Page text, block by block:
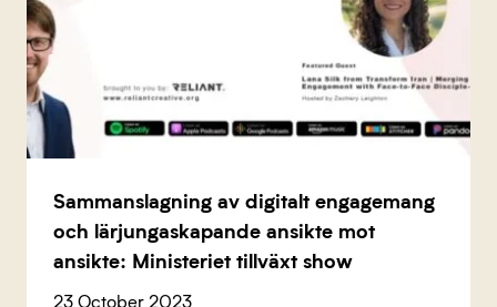
Sammanslagning av digitalt engagemang
och lärjungaskapande ansikte mot
ansikte: Ministeriet tillväxt show
23 October 2023